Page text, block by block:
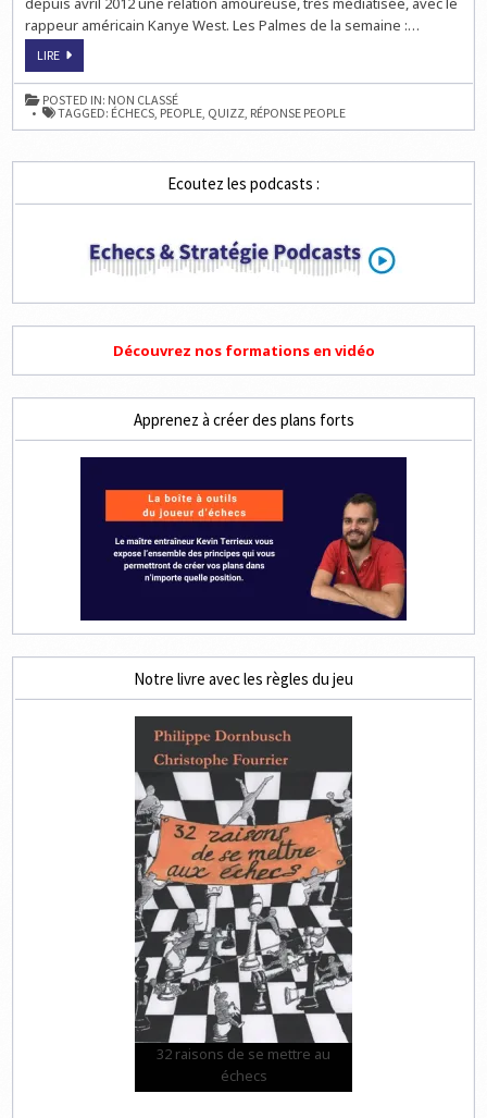
rappeur américain Kanye West. Les Palmes de la semaine :…
LIREQUIZZ
LES
ÉCHECS
–
KIM
KARDASHIAN
POSTED IN: NON CLASSÉ
TAGGED: ÉCHECS PEOPLE QUIZZ RÉPONSE PEOPLE
Ecoutez les podcasts :
Découvrez nos formations en vidéo
Apprenez à créer des plans forts
Notre livre avec les règles du jeu
32 raisons de se mettre au
échecs